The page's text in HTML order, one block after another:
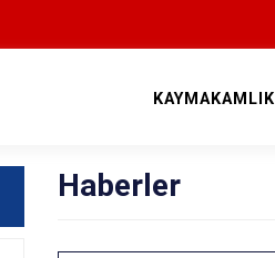
KAYMAKAMLIK
Haberler